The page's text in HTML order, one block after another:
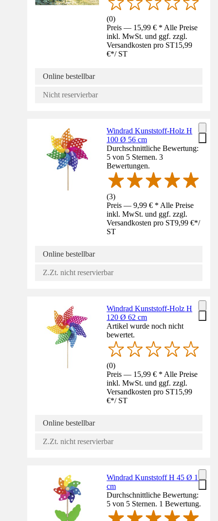
(0)
Preis — 15,99 € * Alle Preise
inkl. MwSt. und ggf. zzgl.
Versandkosten pro ST15,99
€*/ ST
Online bestellbar
Nicht reservierbar
Windrad Kunststoff-Holz H
100 Ø 56 cm
Durchschnittliche Bewertung:
5 von 5 Sternen. 3
Bewertungen.
(3)
Preis — 9,99 € * Alle Preise
inkl. MwSt. und ggf. zzgl.
Versandkosten pro ST9,99 €*/
ST
Online bestellbar
Z.Zt. nicht reservierbar
Windrad Kunststoff-Holz H
120 Ø 62 cm
Artikel wurde noch nicht
bewertet.
(0)
Preis — 15,99 € * Alle Preise
inkl. MwSt. und ggf. zzgl.
Versandkosten pro ST15,99
€*/ ST
Online bestellbar
Z.Zt. nicht reservierbar
Windrad Kunststoff H 45 Ø 17
cm
Durchschnittliche Bewertung:
5 von 5 Sternen. 1 Bewertung.